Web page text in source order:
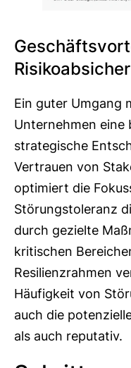
Ein guter Umgang
Unternehmen eine
strategische
Vertrauen von
optimiert die
Störungstoleranz
durch gezielte
kritischen
Resilienzrahmen
Häufigkeit von
auch die
als auch reputativ.